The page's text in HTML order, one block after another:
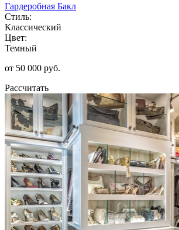
Гардеробная Бакл
Стиль:
Классический
Цвет:
Темный
от 50 000 руб.
Рассчитать